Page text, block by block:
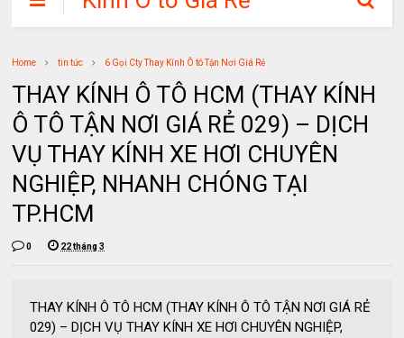
Home tin tức 6 Gọi Cty Thay Kính Ô tô Tận Nơi Giá Rẻ
THAY KÍNH Ô TÔ HCM (THAY KÍNH
Ô TÔ TẬN NƠI GIÁ RẺ 029) – DỊCH
VỤ THAY KÍNH XE HƠI CHUYÊN
NGHIỆP, NHANH CHÓNG TẠI
TP.HCM
0 22 tháng 3
THAY KÍNH Ô TÔ HCM (THAY KÍNH Ô TÔ TẬN NƠI GIÁ RẺ
029) – DỊCH VỤ THAY KÍNH XE HƠI CHUYÊN NGHIỆP,